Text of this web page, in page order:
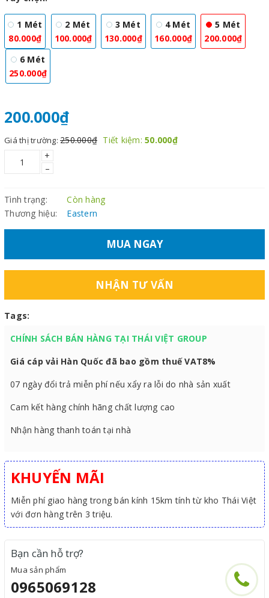
1 Mét
80.000₫
2 Mét
100.000₫
3 Mét
130.000₫
4 Mét
160.000₫
5 Mét
200.000₫
6 Mét
250.000₫
200.000₫
Giá thị trường: 250.000₫ Tiết kiệm: 50.000₫
+
–
Tình trạng:
Còn hàng
Thương hiệu:
Eastern
MUA NGAY
NHẬN TƯ VẤN
Tags:
CHÍNH SÁCH BÁN HÀNG TẠI THÁI VIỆT GROUP
Giá cáp vải Hàn Quốc đã bao gồm thuế VAT8%
07 ngày đổi trả miễn phí nếu xẩy ra lỗi do nhà sản xuất
Cam kết hàng chính hãng chất lượng cao
Nhận hàng thanh toán tại nhà
KHUYẾN MÃI
Miễn phí giao hàng trong bán kính 15km tính từ kho Thái Việt
với đơn hàng trên 3 triệu.
Bạn cần hỗ trợ?
Mua sản phẩm
0965069128